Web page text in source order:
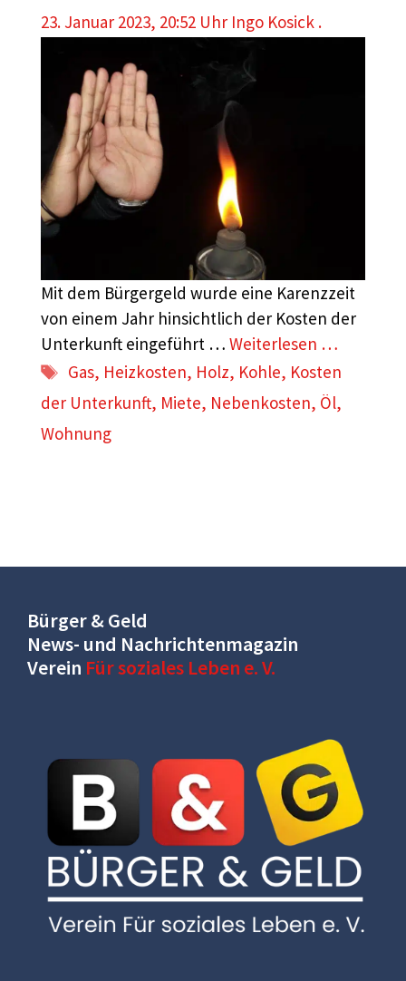
23. Januar 2023, 20:52 Uhr Ingo Kosick .
Mit dem Bürgergeld wurde eine Karenzzeit
von einem Jahr hinsichtlich der Kosten der
Unterkunft eingeführt … Weiterlesen …
Schlagwörter
Gas, Heizkosten, Holz, Kohle, Kosten
der Unterkunft, Miete, Nebenkosten, Öl,
Wohnung
Bürger & Geld
News- und Nachrichtenmagazin
Verein Für soziales Leben e. V.